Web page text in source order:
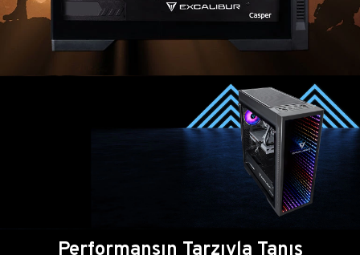
Performansın Tarzıyla Tanış